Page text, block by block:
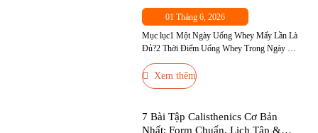
Chọn Đúng Cho Người Mới
01 Tháng 6, 2026
Mục lục1 Một Ngày Uống Whey Mấy Lần Là
Đủ?2 Thời Điểm Uống Whey Trong Ngày —
(Quan Trọng Nhất) — Sau Tập2.2 Thời Điểm
2 — Buổi Sáng (Nếu Cần)2.3 Thời Điểm 3 —
Thời Điểm 4 — Giữa Các […]
Xem thêm
7 Bài Tập Calisthenics Cơ Bản
Nhất: Form Chuẩn, Lịch Tập &